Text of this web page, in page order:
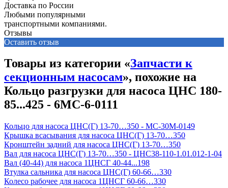
Доставка по России
Любыми популярными
транспортными компаниями.
Отзывы
Оставить отзыв
Товары из категории «Запчасти к
секционным насосам», похожие на
Кольцо разгрузки для насоса ЦНС 180-
85...425 - 6МС-6-0111
Кольцо для насоса ЦНС(Г) 13-70…350 - МС-30М-0149
Крышка всасывания для насоса ЦНС(Г) 13-70…350
Кронштейн задний для насоса ЦНС(Г) 13-70…350
Вал для насоса ЦНС(Г) 13-70…350 - ЦНС38-110-1.01.012-1-04
Вал (40-44) для насоса 1ЦНСГ 40-44...198
Втулка сальника для насоса ЦНС(Г) 60-66…330
Колесо рабочее для насоса 1ЦНСГ 60-66…330